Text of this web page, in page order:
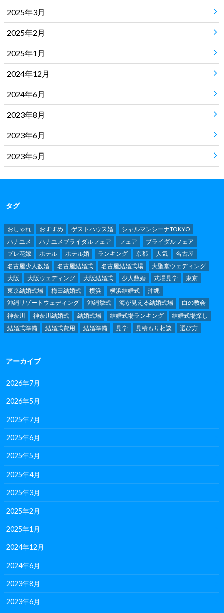
2025年3月
2025年2月
2025年1月
2024年12月
2024年6月
2023年8月
2023年6月
2023年5月
タグ
おしゃれ おすすめ ゲストハウス婚
シャルマンシーナTOKYO
ハナユメ
ハナユメブライダルフェア フェア
ブライダルフェア
プレ花嫁
ホテル ホテル婚 ランキング 京都 人気
名古屋
名古屋少人数婚
名古屋結婚式 名古屋結婚式場
大聖堂ウェディング
大阪
大阪ウェディング 大阪結婚式 少人数婚 式場見学
東京
東京結婚式場
梅田結婚式 横浜 横浜結婚式
沖縄
沖縄リゾートウェディング
沖縄挙式 海が見える結婚式場
白の教会
神奈川
神奈川結婚式 結婚式場 結婚式場ランキング
結婚式場探し
結婚式準備
結婚式費用 結婚準備 見学 見積もり相談 選び方
アーカイブ
2026年7月
2026年5月
2025年7月
2025年6月
2025年5月
2025年4月
2025年3月
2025年2月
2025年1月
2024年12月
2024年6月
2023年8月
2023年6月